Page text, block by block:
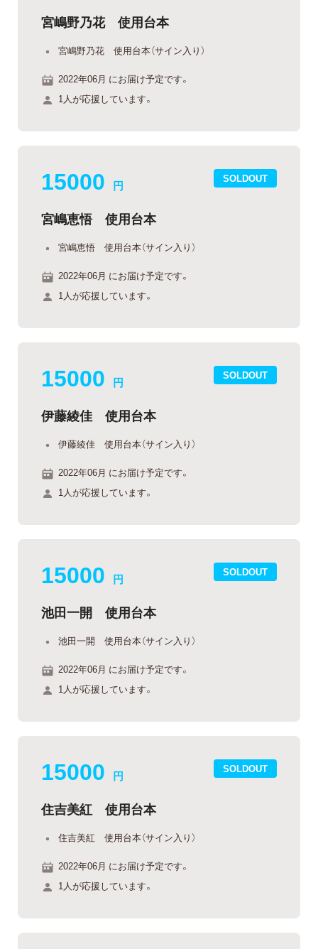
宮嶋野乃花 使用台本
宮嶋野乃花 使用台本（サイン入り）
2022年06月 にお届け予定です。
1人が応援しています。
SOLDOUT
15000 円
宮嶋恵悟 使用台本
宮嶋恵悟 使用台本（サイン入り）
2022年06月 にお届け予定です。
1人が応援しています。
SOLDOUT
15000 円
伊藤綾佳 使用台本
伊藤綾佳 使用台本（サイン入り）
2022年06月 にお届け予定です。
1人が応援しています。
SOLDOUT
15000 円
池田一開 使用台本
池田一開 使用台本（サイン入り）
2022年06月 にお届け予定です。
1人が応援しています。
SOLDOUT
15000 円
住吉美紅 使用台本
住吉美紅 使用台本（サイン入り）
2022年06月 にお届け予定です。
1人が応援しています。